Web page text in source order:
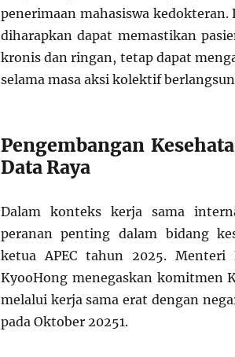
penerimaan mahasiswa
diharapkan dapat memastikan
kronis dan ringan, tetap dapat
selama masa aksi kolektif
Pengembangan
Data Raya
Dalam konteks kerja sama
peranan penting dalam bidang
ketua APEC tahun 2025. Menteri
KyooHong menegaskan komitmen
melalui kerja sama erat dengan
pada Oktober 20251.